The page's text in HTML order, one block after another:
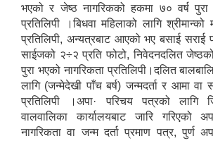
भएको र जेष्ठ नागरिकको हकमा ७० वर्ष पुरा
प्रतिलिपी ।बिधवा महिलाको लागि श्रीमान्को
प्रतिलिपी, अन्यत्रबाट आएको भए बसाई सराई
साईजको २÷२ प्रति फोटो, निवेदनदलित
पुरा भएको नागरिकता प्रतिलिपी।दलित
लागि (जन्मेदेखी पाँच बर्ष) जन्मदर्ता र आमा वा
प्रतिलिपी ।अपा· परिचय पत्रको लागि
वालवालिका कार्यालयबाट जारि गरिएको
नागरिकता वा जन्म दर्ता प्रमाण पत्र, पुर्ण